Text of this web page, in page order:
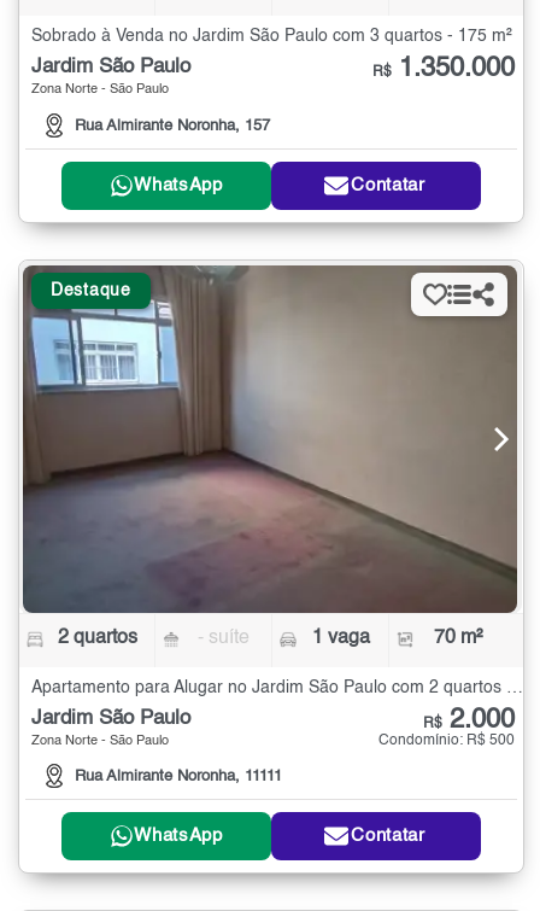
Sobrado à Venda no Jardim São Paulo com 3 quartos - 175 m²
Jardim São Paulo
Zona Norte - São Paulo
Rua Almirante Noronha, 157
R$ 1.350.000
WhatsApp Contatar
Destaque
2 quartos - suíte 1 vaga 70 m²
Jardim São Paulo
Zona Norte - São Paulo
Rua Almirante Noronha, 11111
R$ 2.000
Condomínio: R$ 500
WhatsApp Contatar